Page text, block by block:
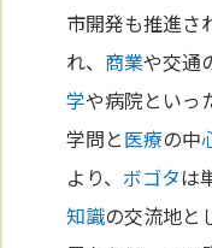
市開発も推進さ
れ、 商業や交通
学や病院といっ
学問と医療の中
より、 ボゴタは
知識の交流地と